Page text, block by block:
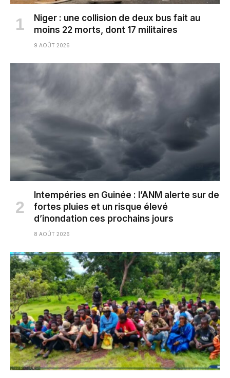
Niger : une collision de deux bus fait au
moins 22 morts, dont 17 militaires
9 AOÛT 2026
Intempéries en Guinée : l’ANM alerte sur de
fortes pluies et un risque élevé
d’inondation ces prochains jours
8 AOÛT 2026